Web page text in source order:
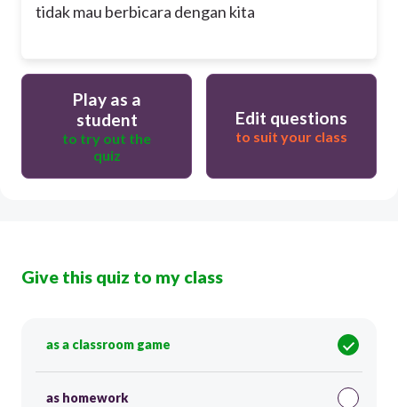
tidak mau berbicara dengan kita
Play as a
student
to try out the
quiz
Edit questions
to suit your class
Give this quiz to my class
as a classroom game
as homework